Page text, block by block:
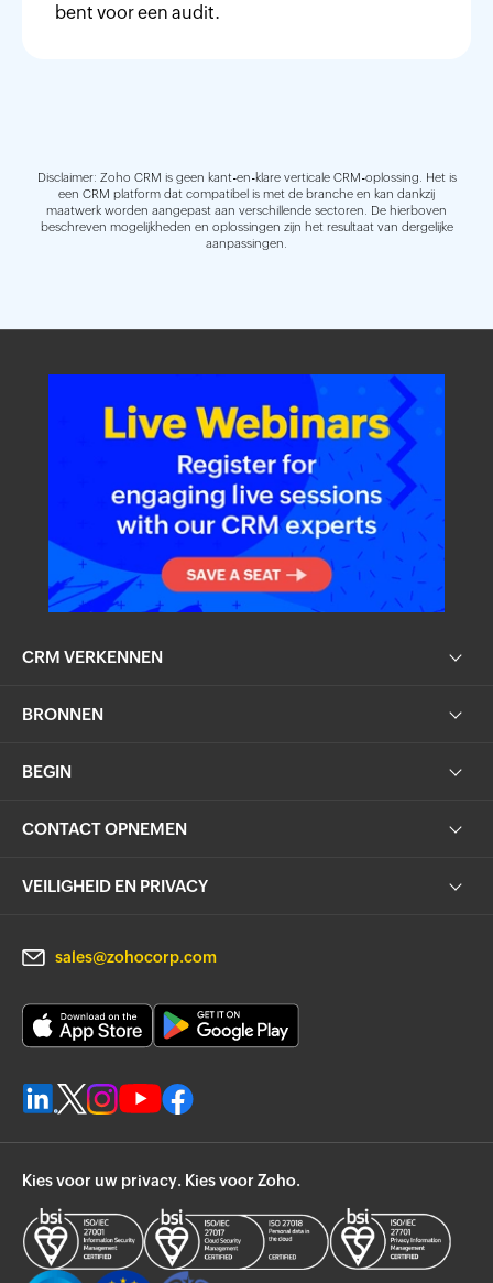
bent voor een audit.
Disclaimer: Zoho CRM is geen kant-en-klare verticale CRM-oplossing. Het is
een CRM platform dat compatibel is met de branche en kan dankzij
maatwerk worden aangepast aan verschillende sectoren. De hierboven
beschreven mogelijkheden en oplossingen zijn het resultaat van dergelijke
aanpassingen.
CRM VERKENNEN
BRONNEN
BEGIN
CONTACT OPNEMEN
VEILIGHEID EN PRIVACY
sales@zohocorp.com
Kies voor uw privacy. Kies voor Zoho.